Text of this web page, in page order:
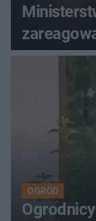
OGRÓD